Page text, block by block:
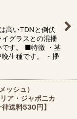
高いTDNと倒伏
グラスとの混播
です。 ■特徴 ・茎
生種です。 ・播
ッシュ）
ア・ジャポニカ
送料530円】